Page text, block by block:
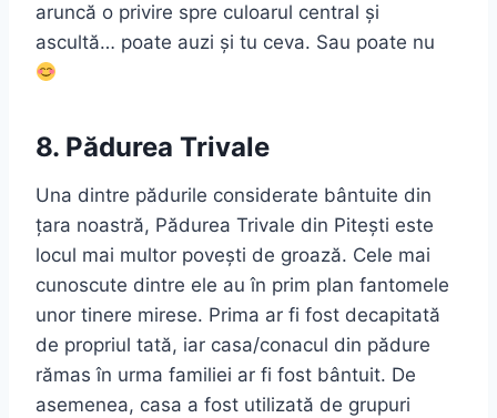
aruncă o privire spre culoarul central și
ascultă… poate auzi și tu ceva. Sau poate nu
8. Pădurea Trivale
Una dintre pădurile considerate bântuite din
țara noastră, Pădurea Trivale din Pitești este
locul mai multor povești de groază. Cele mai
cunoscute dintre ele au în prim plan fantomele
unor tinere mirese. Prima ar fi fost decapitată
de propriul tată, iar casa/conacul din pădure
rămas în urma familiei ar fi fost bântuit. De
asemenea, casa a fost utilizată de grupuri